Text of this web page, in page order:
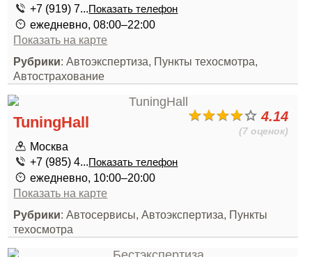
+7 (919) 7...Показать телефон
ежедневно, 08:00–22:00
Показать на карте
Рубрики: Автоэкспертиза, Пункты техосмотра,
Автострахование
4.14
(7 оценок)
TuningHall
Москва
+7 (985) 4...Показать телефон
ежедневно, 10:00–20:00
Показать на карте
Рубрики: Автосервисы, Автоэкспертиза, Пункты
техосмотра